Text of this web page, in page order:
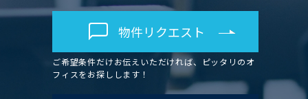
物件リクエスト
ご希望条件だけお伝えいただければ、ピッタリのオ
フィスをお探しします！